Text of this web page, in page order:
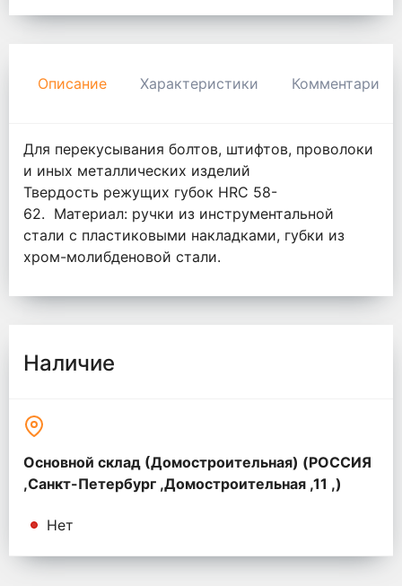
Описание Характеристики Комментарии
Для перекусывания болтов, штифтов, проволоки
и иных металлических изделий
Твердость режущих губок HRC 58-
62. Материал: ручки из инструментальной
стали с пластиковыми накладками, губки из
хром-молибденовой стали.
Наличие
Основной склад (Домостроительная) (РОССИЯ
,Санкт-Петербург ,Домостроительная ,11 ,)
Нет